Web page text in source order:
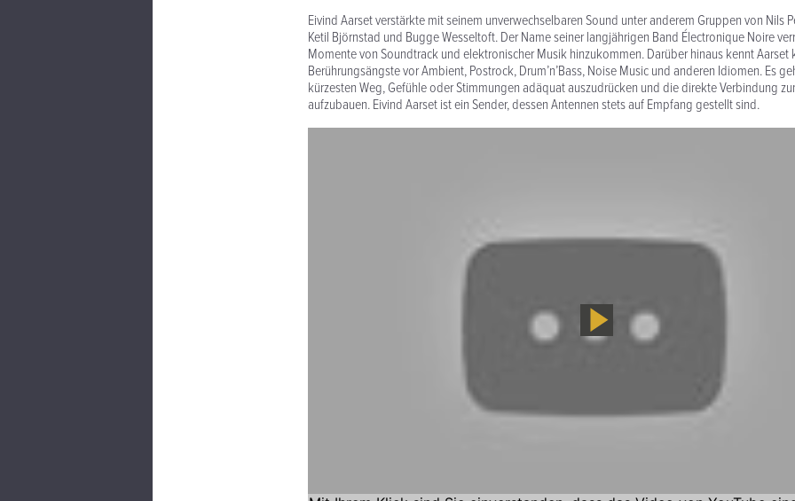
Eivind Aarset verstärkte mit seinem unver­wech­sel­baren Sound unter anderem Gruppen von Nils
Ketil Björnstad und Bugge Wesseltoft. Der Name seiner langjährigen Band Électronique Noire
Momente von Sound­track und elek­tro­n­ischer Musik hinzukommen. Darüber hinaus kennt Aarset
Berührungsängste vor Ambient, Postrock, Drum’n’Bass, Noise Music und anderen Idiomen. Es
kürzesten Weg, Gefühle oder Stim­mungen adäquat auszu­drücken und die direkte Verbindung
aufzubauen. Eivind Aarset ist ein Sender, dessen Antennen stets auf Empfang gestellt sind.